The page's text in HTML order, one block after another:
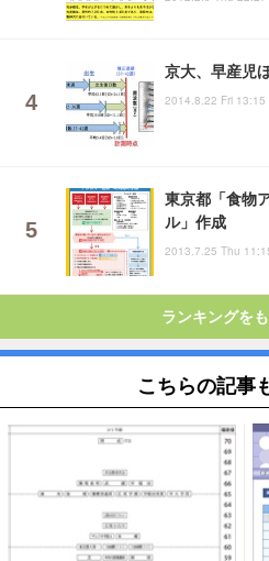
京大、早産児
2014.8.22 Fri 13:15
東京都「食物
ル」作成
2013.7.25 Thu
ランキングを
こちらの記事